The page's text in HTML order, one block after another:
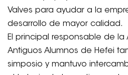
Valves para ayudar a la
desarrollo de mayor calidad.
El principal responsable de la
Antiguos Alumnos de Hefei
simposio y mantuvo